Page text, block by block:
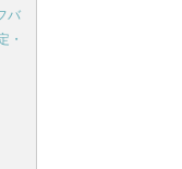
バ
・